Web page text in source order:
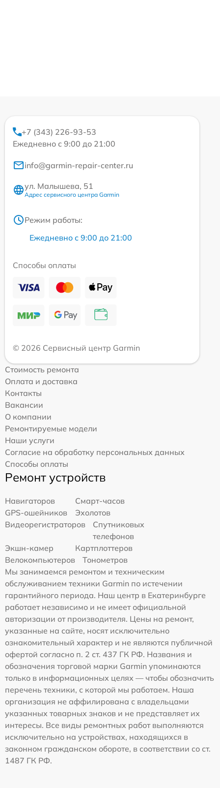
+7 (343) 226-93-53
Ежедневно с 9:00 до 21:00
info@garmin-repair-center.ru
ул. Малышева, 51
Адрес сервисного центра Garmin
Режим работы:
Ежедневно с 9:00 до 21:00
Способы оплаты
© 2026 Сервисный центр Garmin
Стоимость ремонта
Оплата и доставка
Контакты
Вакансии
О компании
Ремонтируемые модели
Наши услуги
Согласие на обработку персональных данных
Способы оплаты
Ремонт устройств
Навигаторов
Смарт-часов
GPS-ошейников
Эхолотов
Видеорегистраторов
Спутниковых
телефонов
Экшн-камер
Картплоттеров
Велокомпьютеров
Тонометров
Мы занимаемся ремонтом и техническим
обслуживанием техники Garmin по истечении
гарантийного периода. Наш центр в Екатеринбурге
работает независимо и не имеет официальной
авторизации от производителя. Цены на ремонт,
указанные на сайте, носят исключительно
ознакомительный характер и не являются публичной
офертой согласно п. 2 ст. 437 ГК РФ. Названия и
обозначения торговой марки Garmin упоминаются
только в информационных целях — чтобы обозначить
перечень техники, с которой мы работаем. Наша
организация не аффилирована с владельцами
указанных товарных знаков и не представляет их
интересы. Все виды ремонтных работ выполняются
исключительно на устройствах, находящихся в
законном гражданском обороте, в соответствии со ст.
1487 ГК РФ.